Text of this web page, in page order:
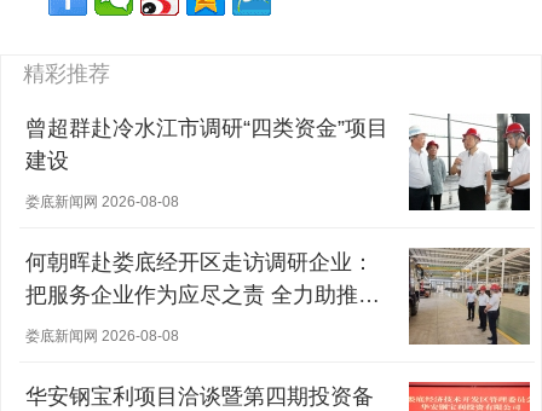
精彩推荐
曾超群赴冷水江市调研“四类资金”项目
建设
娄底新闻网 2026-08-08
何朝晖赴娄底经开区走访调研企业：
把服务企业作为应尽之责 全力助推经
营主体稳健发展
娄底新闻网 2026-08-08
华安钢宝利项目洽谈暨第四期投资备